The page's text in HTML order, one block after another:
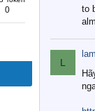
0
to
L